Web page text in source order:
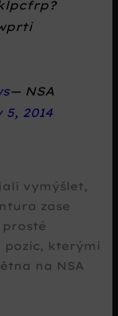
— NSA
5, 2014
vymýšlet,
zase
prosté
pozic, kterými
na NSA